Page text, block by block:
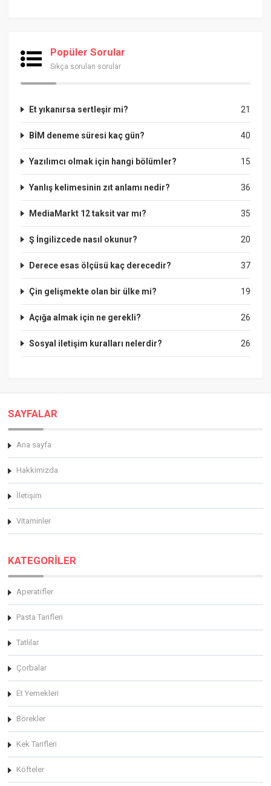
Popüler Sorular
Sıkça sorulan sorular
21
Et yıkanırsa sertleşir mi?
40
BİM deneme süresi kaç gün?
15
Yazılımcı olmak için hangi bölümler?
36
Yanlış kelimesinin zıt anlamı nedir?
35
MediaMarkt 12 taksit var mı?
20
Ş İngilizcede nasıl okunur?
37
Derece esas ölçüsü kaç derecedir?
19
Çin gelişmekte olan bir ülke mi?
26
Açığa almak için ne gerekli?
26
Sosyal iletişim kuralları nelerdir?
SAYFALAR
Ana sayfa
Hakkimizda
İletişim
Vitaminler
KATEGORİLER
Aperatifler
Pasta Tarifleri
Tatlılar
Çorbalar
Et Yemekleri
Börekler
Kek Tarifleri
Köfteler